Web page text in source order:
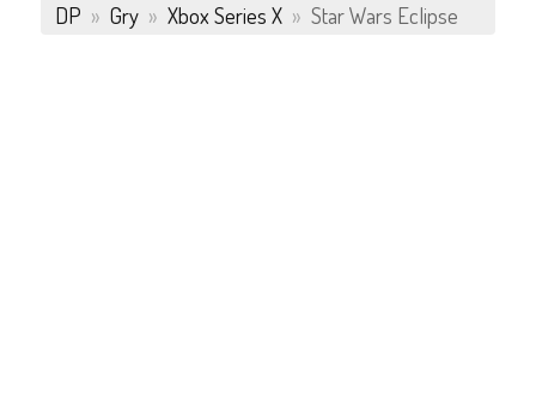
DP » Gry » Xbox Series X » Star Wars Eclipse